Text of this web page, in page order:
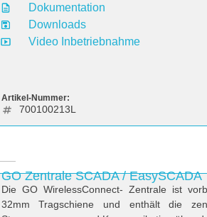
Dokumentation
Downloads
Video Inbetriebnahme
Artikel-Nummer:
700100213L
GO Zentrale SCADA / EasySCADA
Die GO WirelessConnect- Zentrale ist
32mm Tragschiene und enthält die